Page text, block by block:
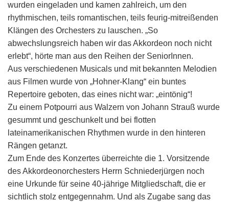
wurden eingeladen und kamen zahlreich, um den
rhythmischen, teils romantischen, teils feurig-mitreißenden
Klängen des Orchesters zu lauschen. „So
abwechslungsreich haben wir das Akkordeon noch nicht
erlebt“, hörte man aus den Reihen der SeniorInnen.
Aus verschiedenen Musicals und mit bekannten Melodien
aus Filmen wurde von „Hohner-Klang“ ein buntes
Repertoire geboten, das eines nicht war: „eintönig“!
Zu einem Potpourri aus Walzern von Johann Strauß wurde
gesummt und geschunkelt und bei flotten
lateinamerikanischen Rhythmen wurde in den hinteren
Rängen getanzt.
Zum Ende des Konzertes überreichte die 1. Vorsitzende
des Akkordeonorchesters Herrn Schniederjürgen noch
eine Urkunde für seine 40-jährige Mitgliedschaft, die er
sichtlich stolz entgegennahm. Und als Zugabe sang das